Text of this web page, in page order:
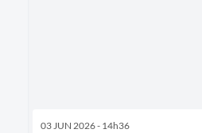
03 JUN 2026 - 14h36